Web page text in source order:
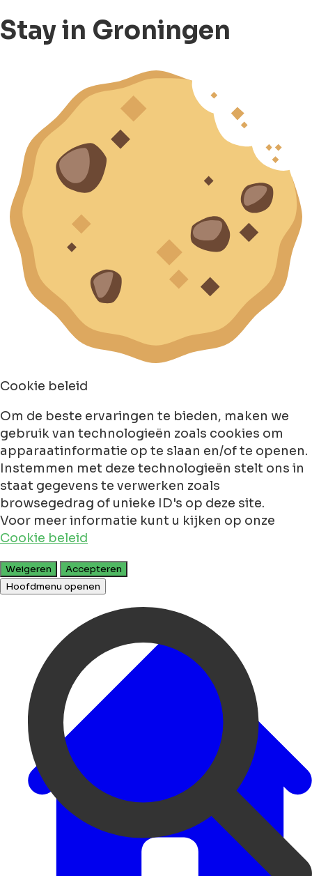
Stay in Groningen
Cookie beleid
Om de beste ervaringen te bieden, maken we
gebruik van technologieën zoals cookies om
apparaatinformatie op te slaan en/of te openen.
Instemmen met deze technologieën stelt ons in
staat gegevens te verwerken zoals
browsegedrag of unieke ID's op deze site.
Voor meer informatie kunt u kijken op onze
Cookie beleid
Weigeren
Accepteren
Hoofdmenu openen